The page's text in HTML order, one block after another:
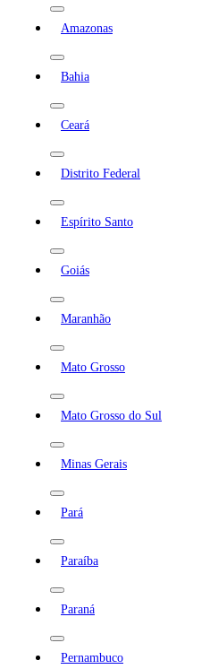
Amazonas
Bahia
Ceará
Distrito Federal
Espírito Santo
Goiás
Maranhão
Mato Grosso
Mato Grosso do Sul
Minas Gerais
Pará
Paraíba
Paraná
Pernambuco